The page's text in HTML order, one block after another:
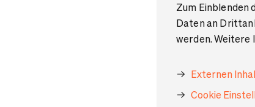
Zum Einblenden
Daten an
werden. Weitere
Externen
Cookie